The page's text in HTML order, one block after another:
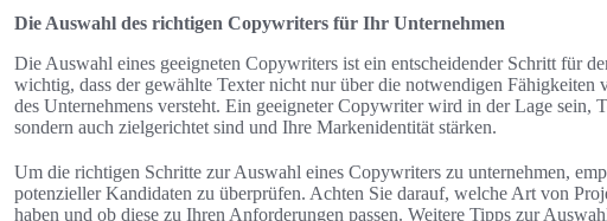
Die Auswahl des richtigen Copywriters für Ihr Unternehmen
Die Auswahl eines geeigneten Copywriters ist ein entscheidender Schritt für
wichtig, dass der gewählte Texter nicht nur über die notwendigen Fähigkeiten
des Unternehmens versteht. Ein geeigneter Copywriter wird in der Lage sein,
sondern auch zielgerichtet sind und Ihre Markenidentität stärken.
Um die richtigen Schritte zur Auswahl eines Copywriters zu unternehmen,
potenzieller Kandidaten zu überprüfen. Achten Sie darauf, welche Art von
haben und ob diese zu Ihren Anforderungen passen. Weitere Tipps zur